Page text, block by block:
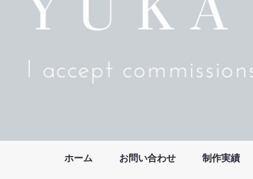
ホーム お問い合わせ 制作実績